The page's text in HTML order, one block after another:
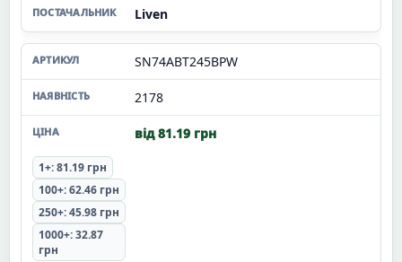
Liven
SN74ABT245BPW
2178
від 81.19 грн
1+: 81.19 грн
100+: 62.46 грн
250+: 45.98 грн
1000+: 32.87
грн